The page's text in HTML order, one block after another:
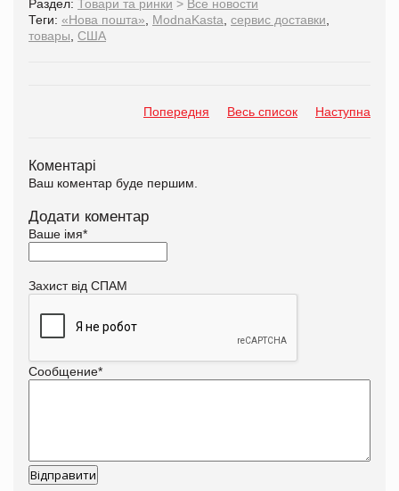
Раздел: Товари та ринки > Все новости
Теги: «Нова пошта» МodnaKasta сервис доставки
товары США
Попередня Весь список Наступна
Коментарі
Ваш коментар буде першим.
Додати коментар
Ваше імя*
Захист від СПАМ
Сообщение*